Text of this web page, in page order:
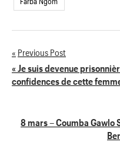
Navigation
de
Previous Post
« Je suis devenue
confidences de cette
8 mars – Coumba Gawlo